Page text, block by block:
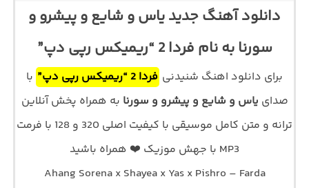
دانلود آهنگ جدید یاس و شایع و پیشرو و
سورنا به نام فردا 2 “ریمیکس رپی دپ”
برای دانلود اهنگ شنیدنی فردا 2 “ریمیکس رپی دپ”
با
صدای یاس و شایع و پیشرو و سورنا به همراه پخش آنلاین
ترانه و متن کامل موسیقی با کیفیت اصلی 320 و 128 با فرمت
MP3 با جهش موزیک ❤️ همراه باشید
Ahang Sorena x Shayea x Yas x Pishro – Farda